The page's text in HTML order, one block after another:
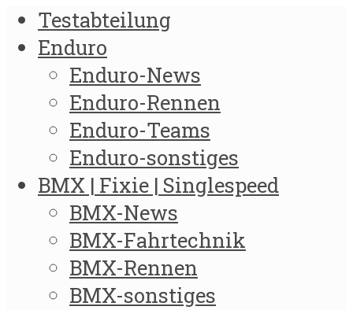
Testabteilung
Enduro
Enduro-News
Enduro-Rennen
Enduro-Teams
Enduro-sonstiges
BMX | Fixie | Singlespeed
BMX-News
BMX-Fahrtechnik
BMX-Rennen
BMX-sonstiges